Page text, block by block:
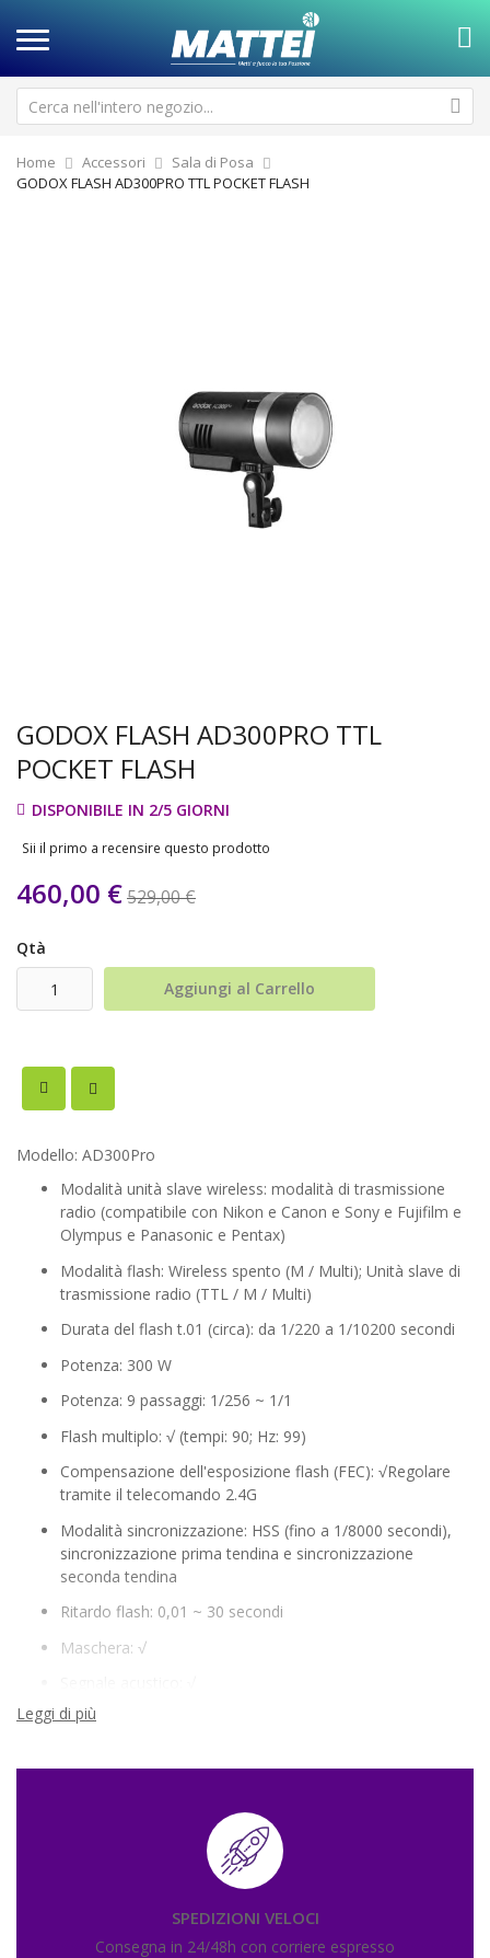
Home Accessori
Sala di Posa
GODOX FLASH AD300PRO TTL POCKET FLASH
GODOX FLASH AD300PRO TTL
POCKET FLASH
DISPONIBILE IN 2/5 GIORNI
Sii il primo a recensire questo prodotto
460,00 €529,00 €
Qtà
Aggiungi al Carrello
Modello: AD300Pro
Modalità unità slave wireless: modalità di trasmissione
radio (compatibile con Nikon e Canon e Sony e Fujifilm e
Olympus e Panasonic e Pentax)
Modalità flash: Wireless spento (M / Multi); Unità slave di
trasmissione radio (TTL / M / Multi)
Durata del flash t.01 (circa): da 1/220 a 1/10200 secondi
Potenza: 300 W
Potenza: 9 passaggi: 1/256 ~ 1/1
Flash multiplo: √ (tempi: 90; Hz: 99)
Compensazione dell'esposizione flash (FEC): √Regolare
tramite il telecomando 2.4G
Modalità sincronizzazione: HSS (fino a 1/8000 secondi),
sincronizzazione prima tendina e sincronizzazione
seconda tendina
Ritardo flash: 0,01 ~ 30 secondi
Maschera: √
Leggi di più
SPEDIZIONI VELOCI
Consegna in 24/48h con corriere espresso